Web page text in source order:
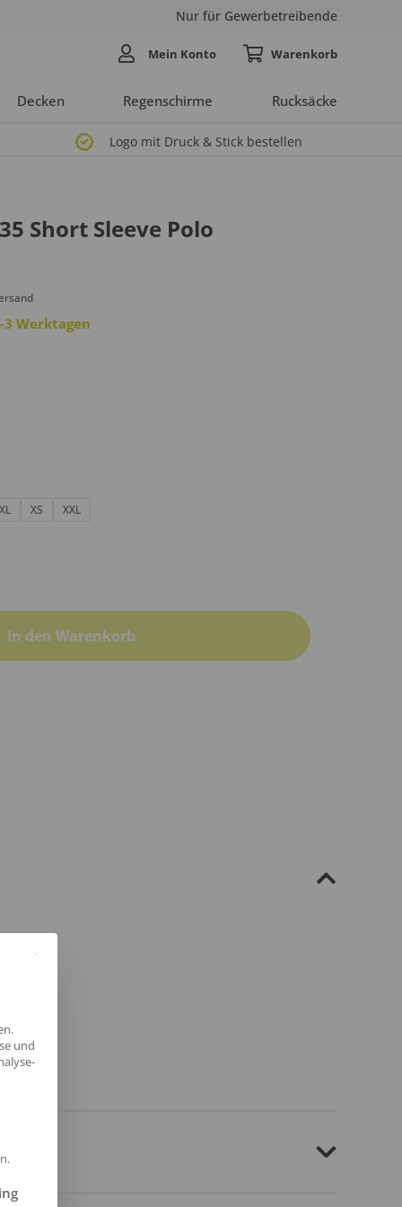
Nur für Gewerbetreibende
Decken Regenschirme Rucksäcke
Mein Konto
Logo mit Druck & Stick bestellen
Short Sleeve Polo
Werktagen
XS XXL
In den Warenkorb
und
kann. Die erste Service-Gruppe ist essenziell und kann